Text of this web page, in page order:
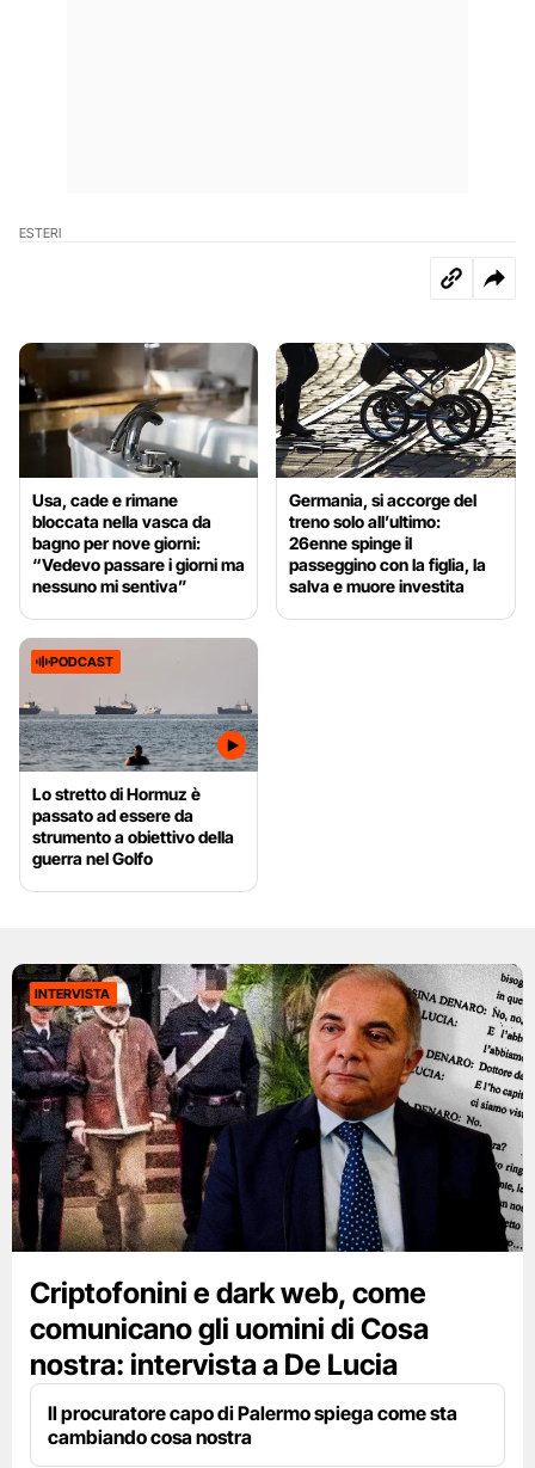
ESTERI
Usa, cade e rimane
bloccata nella vasca da
bagno per nove giorni:
“Vedevo passare i giorni ma
nessuno mi sentiva”
Germania, si accorge del
treno solo all’ultimo:
26enne spinge il
passeggino con la figlia, la
salva e muore investita
PODCAST
Lo stretto di Hormuz è
passato ad essere da
strumento a obiettivo della
guerra nel Golfo
INTERVISTA
Criptofonini e dark web, come
comunicano gli uomini di Cosa
nostra: intervista a De Lucia
Il procuratore capo di Palermo spiega come sta
cambiando cosa nostra